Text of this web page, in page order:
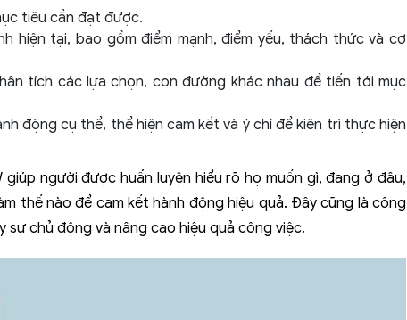
tiêu cần đạt được.
hiện tại, bao gồm điểm mạnh, điểm yếu, thách thức và cơ
tích các lựa chọn, con đường khác nhau để tiến tới mục
động cụ thể, thể hiện cam kết và ý chí để kiên trì thực hiện
người được huấn luyện hiểu rõ họ muốn gì, đang ở đâu,
thế nào để cam kết hành động hiệu quả. Đây cũng là công
sự chủ động và nâng cao hiệu quả công việc.